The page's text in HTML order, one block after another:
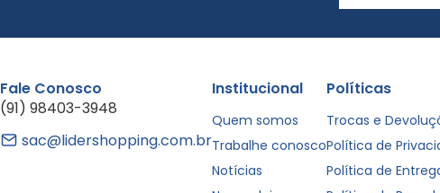
Fale Conosco
(91) 98403-3948
sac@lidershopping.com.br
Institucional
Quem somos
Trabalhe conosco
Notícias
Políticas
Trocas e
Política de
Política de